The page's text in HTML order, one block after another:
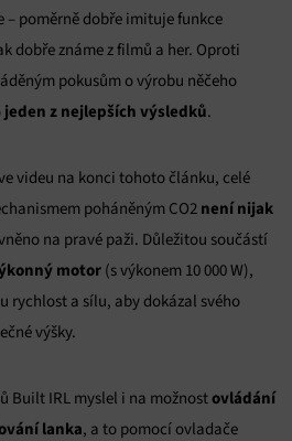
– poměrně dobře imituje funkce
dobře známe z filmů a her. Oproti
pokusům o výrobu něčeho
jeden z nejlepších výsledků.
videu na konci tohoto článku, celé
poháněným CO2 není nijak
na pravé paži. Důležitou součástí
motor (s výkonem 10 000 W),
rychlost a sílu, aby dokázal svého
výšky.
Built IRL myslel i na možnostovládání
lanka, a to pomocí ovladače